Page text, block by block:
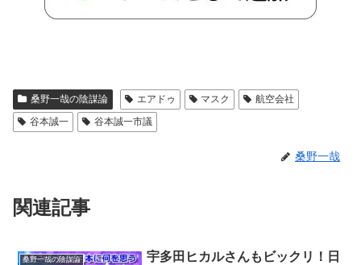
桑野一哉の陰謀論 エアドゥ マスク
航空会社
谷本誠一
谷本誠一市議
桑野一哉
関連記事
桑野一哉の陰謀論
宇多田ヒカルさんもビックリ！日